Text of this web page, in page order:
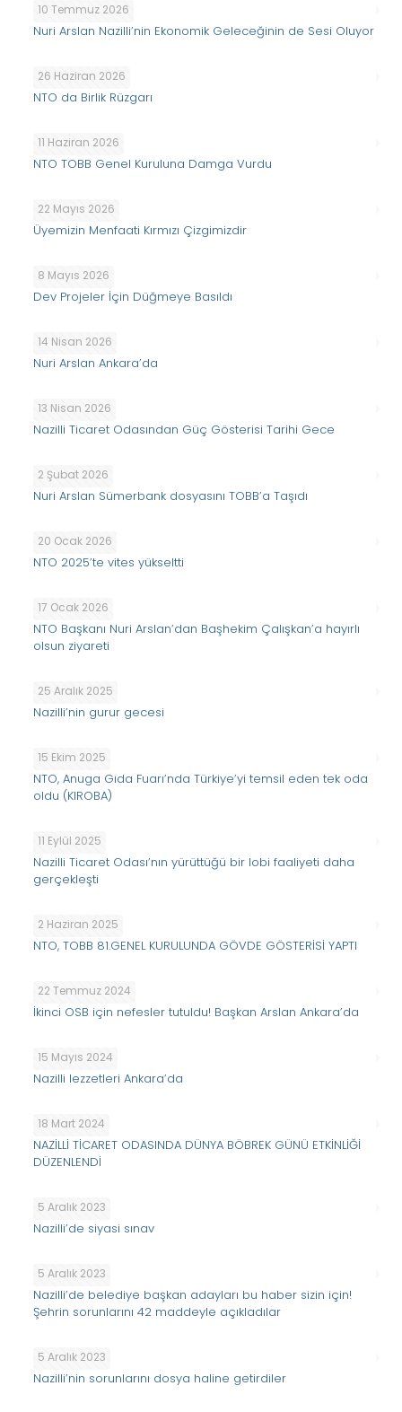
10 Temmuz 2026
Nuri Arslan Nazilli’nin Ekonomik Geleceğinin de Sesi Oluyor
26 Haziran 2026
NTO da Birlik Rüzgarı
11 Haziran 2026
NTO TOBB Genel Kuruluna Damga Vurdu
22 Mayıs 2026
Üyemizin Menfaati Kırmızı Çizgimizdir
8 Mayıs 2026
Dev Projeler İçin Düğmeye Basıldı
14 Nisan 2026
Nuri Arslan Ankara’da
13 Nisan 2026
Nazilli Ticaret Odasından Güç Gösterisi Tarihi Gece
2 Şubat 2026
Nuri Arslan Sümerbank dosyasını TOBB’a Taşıdı
20 Ocak 2026
NTO 2025’te vites yükseltti
17 Ocak 2026
NTO Başkanı Nuri Arslan’dan Başhekim Çalışkan’a hayırlı
olsun ziyareti
25 Aralık 2025
Nazilli’nin gurur gecesi
15 Ekim 2025
NTO, Anuga Gıda Fuarı’nda Türkiye’yi temsil eden tek oda
oldu (KIROBA)
11 Eylül 2025
Nazilli Ticaret Odası’nın yürüttüğü bir lobi faaliyeti daha
gerçekleşti
2 Haziran 2025
NTO, TOBB 81.GENEL KURULUNDA GÖVDE GÖSTERİSİ YAPTI
22 Temmuz 2024
İkinci OSB için nefesler tutuldu! Başkan Arslan Ankara’da
15 Mayıs 2024
Nazilli lezzetleri Ankara’da
18 Mart 2024
NAZİLLİ TİCARET ODASINDA DÜNYA BÖBREK GÜNÜ ETKİNLİĞİ
DÜZENLENDİ
5 Aralık 2023
Nazilli’de siyasi sınav
5 Aralık 2023
Nazilli’de belediye başkan adayları bu haber sizin için!
Şehrin sorunlarını 42 maddeyle açıkladılar
5 Aralık 2023
Nazilli’nin sorunlarını dosya haline getirdiler